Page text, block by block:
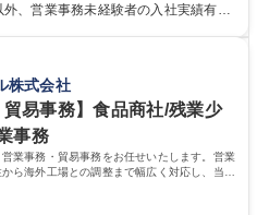
ることができる環境です。また、
事務 ※未経験可
、営業事務未経験者の入社実績有
能動的なサポート、改善の動きも期
として、チームに貢献し、結果的に
きます。平均19:30の退勤以降の業
ハリのある働き方となります。 学
語学力： 資格：
株式会社
易事務】食品商社/残業少
事務
業事務・貿易事務をお任せいたします。営業
ら海外工場との調整まで幅広く対応し、当社